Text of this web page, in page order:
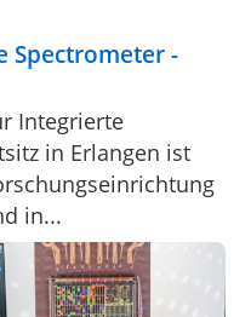
Spectrometer -
Integrierte
in Erlangen ist
in...